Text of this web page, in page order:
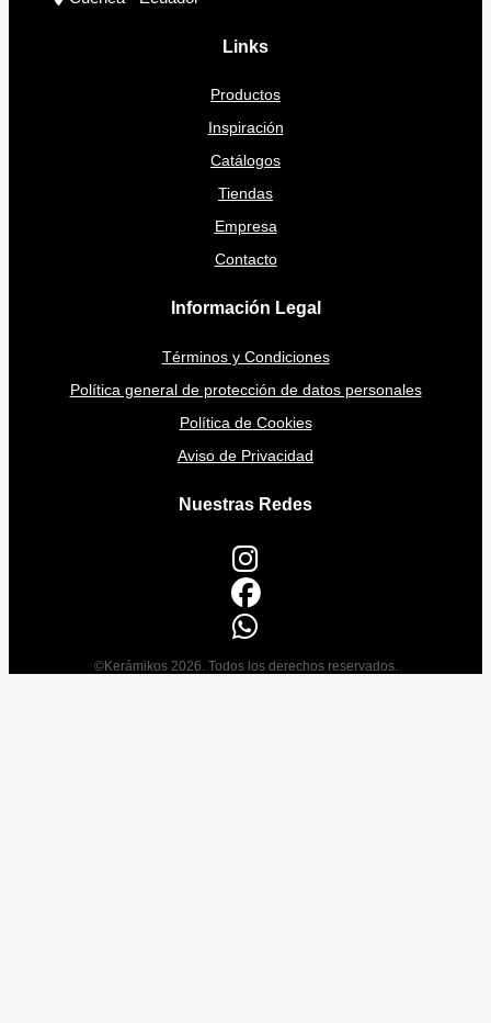
Links
Productos
Inspiración
Catálogos
Tiendas
Empresa
Contacto
Información Legal
Términos y Condiciones
Política general de protección de datos personales
Política de Cookies
Aviso de Privacidad
Nuestras Redes
©Kerámikos 2026. Todos los derechos reservados.